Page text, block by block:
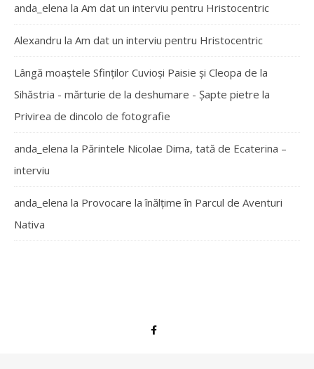
anda_elena la Am dat un interviu pentru Hristocentric
Alexandru la Am dat un interviu pentru Hristocentric
Lângă moaștele Sfinților Cuvioși Paisie și Cleopa de la
Sihăstria - mărturie de la deshumare - Şapte pietre la
Privirea de dincolo de fotografie
anda_elena la Părintele Nicolae Dima, tată de Ecaterina –
interviu
anda_elena la Provocare la înălțime în Parcul de Aventuri
Nativa